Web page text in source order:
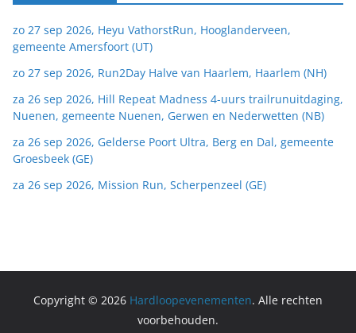
zo 27 sep 2026, Heyu VathorstRun, Hooglanderveen,
gemeente Amersfoort (UT)
zo 27 sep 2026, Run2Day Halve van Haarlem, Haarlem (NH)
za 26 sep 2026, Hill Repeat Madness 4-uurs trailrunuitdaging,
Nuenen, gemeente Nuenen, Gerwen en Nederwetten (NB)
za 26 sep 2026, Gelderse Poort Ultra, Berg en Dal, gemeente
Groesbeek (GE)
za 26 sep 2026, Mission Run, Scherpenzeel (GE)
Copyright © 2026 Hardloopevenementen. Alle rechten
voorbehouden.